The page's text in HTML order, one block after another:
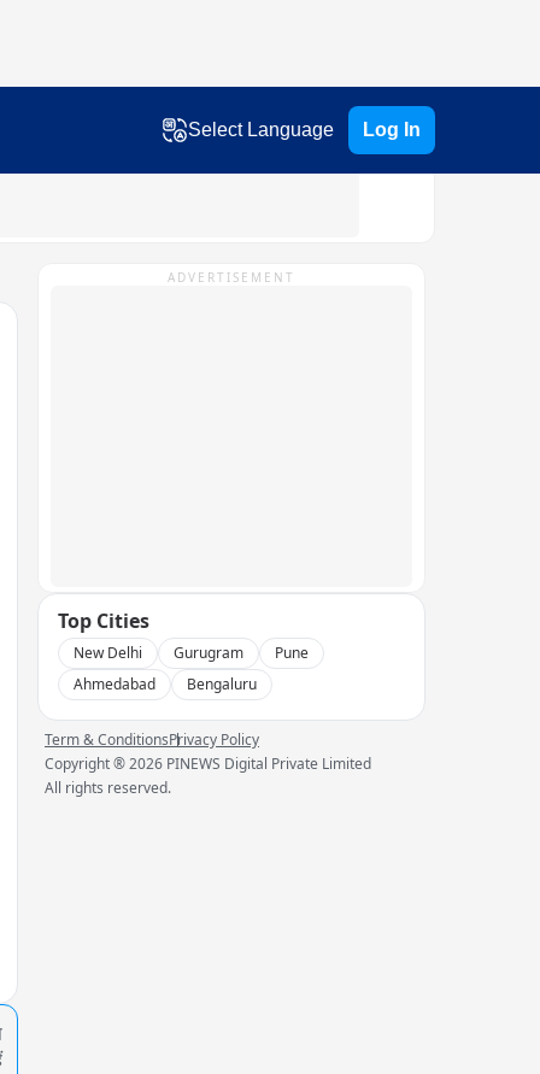
Select Language Log In
ADVERTISEMENT
Top Cities
New Delhi Gurugram
Pune
Ahmedabad
Bengaluru
Term & ConditionsPrivacy Policy
Copyright ®2026 PINEWS Digital Private Limited
All rights reserved.